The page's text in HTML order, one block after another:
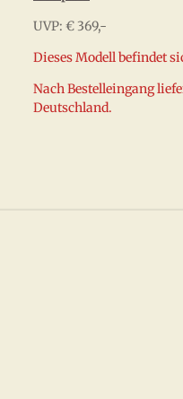
UVP: € 369,-
Dieses Modell befindet
Nach Bestelleingang
Deutschland.